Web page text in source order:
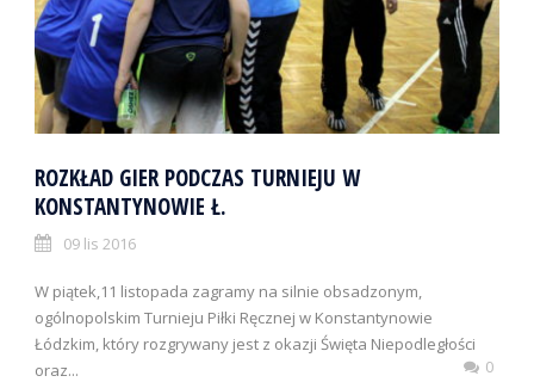
ROZKŁAD GIER PODCZAS TURNIEJU W
KONSTANTYNOWIE Ł.
09 lis 2016
W piątek,11 listopada zagramy na silnie obsadzonym,
ogólnopolskim Turnieju Piłki Ręcznej w Konstantynowie
Łódzkim, który rozgrywany jest z okazji Święta Niepodległości
oraz...
0